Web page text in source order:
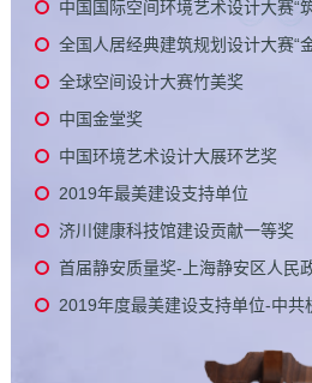
中国国际空间环境艺术设计大赛“
全国人居经典建筑规划设计大赛“
全球空间设计大赛竹美奖
中国金堂奖
中国环境艺术设计大展环艺奖
2019年最美建设支持单位
济川健康科技馆建设贡献一等奖
首届静安质量奖-上海静安区人民
2019年度最美建设支持单位-中共